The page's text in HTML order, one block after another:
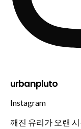
urbanpluto
Instagram
깨진 유리가 오랜